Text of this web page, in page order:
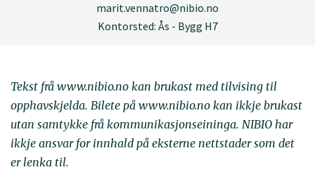
marit.vennatro@nibio.no
Kontorsted: Ås - Bygg H7
Tekst frå www.nibio.no kan brukast med tilvising til
opphavskjelda. Bilete på www.nibio.no kan ikkje brukast
utan samtykke frå kommunikasjonseininga. NIBIO har
ikkje ansvar for innhald på eksterne nettstader som det
er lenka til.